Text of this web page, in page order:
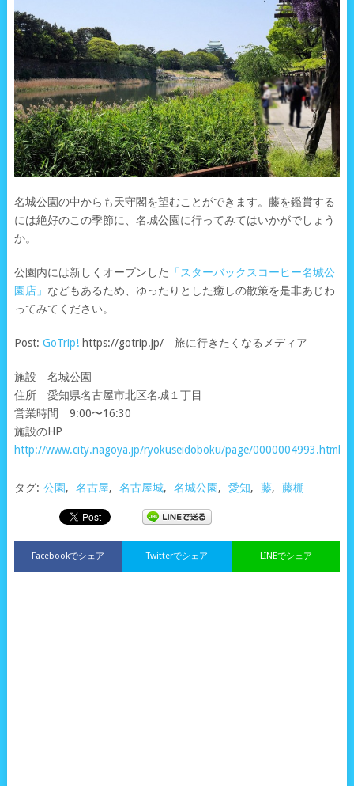
名城公園の中からも天守閣を望むことができます。藤を鑑賞する
には絶好のこの季節に、名城公園に行ってみてはいかがでしょう
か。
公園内には新しくオープンした 「スターバックスコーヒー名城公
園店」 などもあるため、ゆったりとした癒しの散策を是非あじわ
ってみてください。
Post: GoTrip!https://gotrip.jp/ 旅に行きたくなるメディア
施設 名城公園
住所 愛知県名古屋市北区名城１丁目
営業時間 9:00〜16:30
施設のHP
http://www.city.nagoya.jp/ryokuseidoboku/page/0000004993.html
タグ: 公園, 名古屋, 名古屋城, 名城公園, 愛知, 藤, 藤棚
Facebookでシェア LINEでシェア
Twitterでシェア